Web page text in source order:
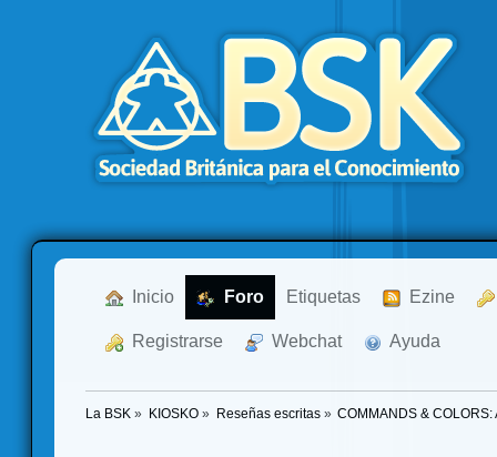
Inicio Foro Etiquetas Ezine
Registrarse Webchat Ayuda
La BSK » KIOSKO» Reseñas escritas» COMMANDS &